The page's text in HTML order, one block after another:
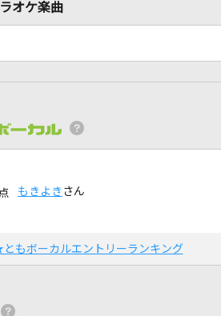
オケ楽曲
点 もきよき さん
ともボーカルエントリーランキング